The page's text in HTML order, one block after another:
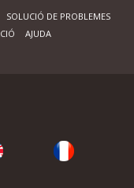
SOLUCIÓ DE PROBLEMES
AJUDA